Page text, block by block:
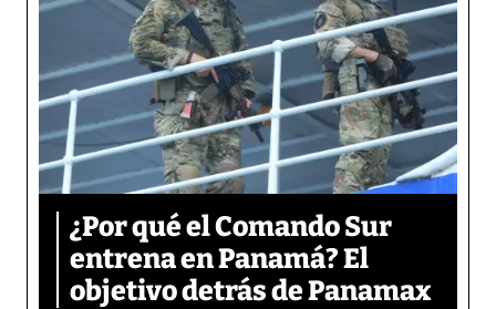
¿Por qué el Comando Sur
entrena en Panamá? El
objetivo detrás de Panamax